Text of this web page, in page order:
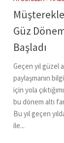
Güz
Başladı
Geçen yıl güzel
paylaşmanın
için yola
bu dönem altı
Bu yıl geçen
ile...